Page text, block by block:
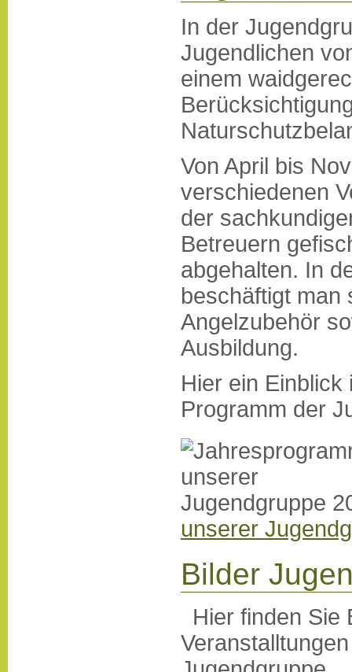
In der
Jugendlichen
einem
Von April bis
verschiedenen
der
Betreuern
abgehalten. In
beschäftigt man
Angelzubehör
Ausbildung.
Hier ein Einblick
Programm der
unserer
Bilder
Hier finden Sie